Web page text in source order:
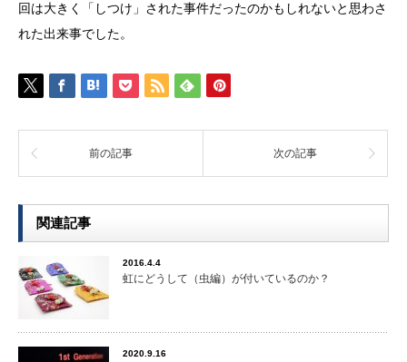
回は大きく「しつけ」された事件だったのかもしれないと思わさ
れた出来事でした。
前の記事 次の記事
関連記事
2016.4.4
虹にどうして（虫編）が付いているのか？
2020.9.16